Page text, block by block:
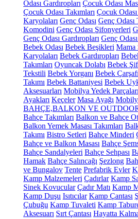
Odası Gardıropları Çocuk Odası
Çocuk Odası Takımları Çocuk
Karyolaları Genç Odası Genç Odası
Komodini Genç Odası Şifonyerleri
Genç Odası Gardıropları Genç
Bebek Odası Bebek Beşikleri Mama
Karyolaları Bebek Gardıropları
Takımları Oyuncak Dolabı Bebek
Tekstili Bebek Yorganı Bebek Çarşafı
Takımı Bebek Battaniyesi Bebek
Aksesuarları Mobilya Yedek Parçaları
Ayakları Keçeler Masa Ayağı
BAHÇE,BALKON VE
Bahçe Takımları Balkon ve Bahçe
Balkon Yemek Masası Takımları
Takımı Bistro Setleri Bahçe Minderi
Bahçe ve Balkon Masası Bahçe
Bahçe Sandalyeleri Bahçe Sehpası
Hamak Bahçe Salıncağı Şezlong
ve Bungalov Tente Prefabrik Evler
Kamp Malzemeleri Çadırlar Kamp
Sinek Kovucular Çadır Matı Kamp
Kamp Duşu Isıtıcılar Kamp Çantası
Çubuğu Kamp Tuvaleti Kamp
Aksesuarı Sırt Çantası Hayatta